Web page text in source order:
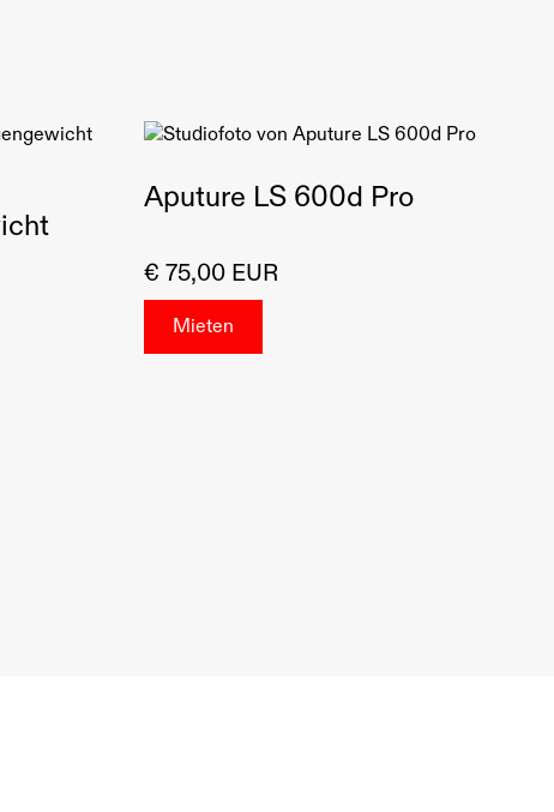
Aputure LS 600d Pro
€ 75,00 EUR